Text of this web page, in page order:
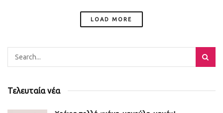
LOAD MORE
Τελευταία νέα